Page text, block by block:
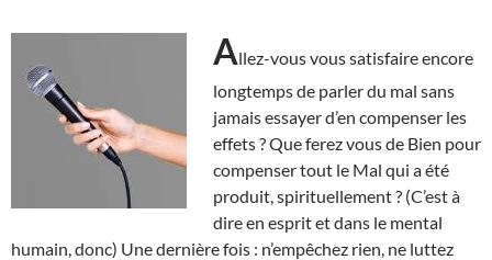
Allez-vous vous satisfaire encore
longtemps de parler du mal sans
jamais essayer d’en compenser les
effets ? Que ferez vous de Bien pour
compenser tout le Mal qui a été
produit, spirituellement ? (C’est à
dire en esprit et dans le mental
humain, donc) Une dernière fois : n’empêchez rien, ne luttez